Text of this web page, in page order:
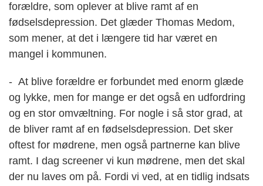
forældre, som oplever at blive ramt af en
fødselsdepression. Det glæder Thomas Medom,
som mener, at det i længere tid har været en
mangel i kommunen.
- At blive forældre er forbundet med enorm glæde
og lykke, men for mange er det også en udfordring
og en stor omvæltning. For nogle i så stor grad, at
de bliver ramt af en fødselsdepression. Det sker
oftest for mødrene, men også partnerne kan blive
ramt. I dag screener vi kun mødrene, men det skal
der nu laves om på. Fordi vi ved, at en tidlig indsats